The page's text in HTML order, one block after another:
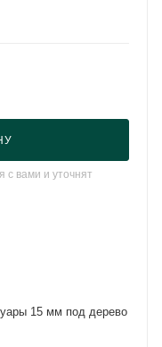
с вами и уточнят
15 мм под дерево